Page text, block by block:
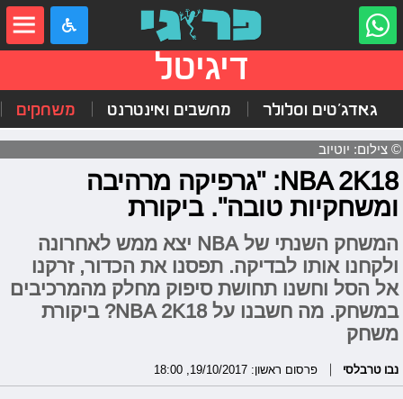
דיגיטל
גאדג'טים וסלולר מחשבים ואינטרנט משחקים
© צילום: יוטיוב
NBA 2K18: "גרפיקה מרהיבה
ומשחקיות טובה". ביקורת
המשחק השנתי של NBA יצא ממש לאחרונה
ולקחנו אותו לבדיקה. תפסנו את הכדור, זרקנו
אל הסל וחשנו תחושת סיפוק מחלק מהמרכיבים
במשחק. מה חשבנו על NBA 2K18? ביקורת
משחק
נבו טרבלסי פרסום ראשון: 19/10/2017, 18:00